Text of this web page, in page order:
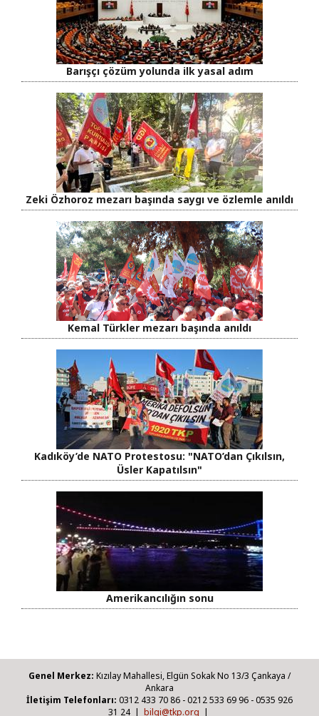
Barışçı çözüm yolunda ilk yasal adım
Zeki Özhoroz mezarı başında saygı ve özlemle anıldı
Kemal Türkler mezarı başında anıldı
Kadıköy’de NATO Protestosu: "NATO’dan Çıkılsın,
Üsler Kapatılsın"
Amerikancılığın sonu
Genel Merkez: Kızılay Mahallesi, Elgün Sokak No 13/3 Çankaya /
Ankara
İletişim Telefonları: 0312 433 70 86 - 0212 533 69 96 - 0535 926
31 24 | bilgi@tkp.org |